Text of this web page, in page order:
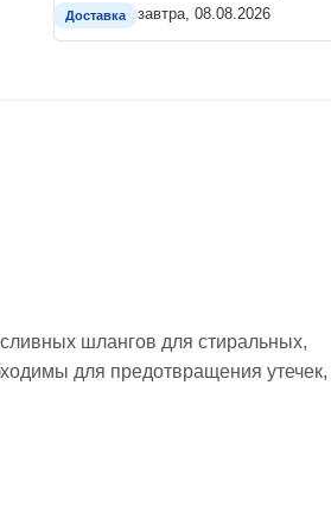
Доставка завтра, 08.08.2026
шлангов для стиральных,
для предотвращения утечек,